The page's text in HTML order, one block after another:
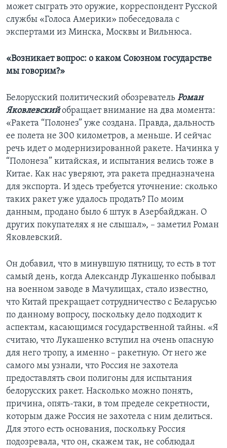
может сыграть это оружие, корреспондент Русской
службы «Голоса Америки» побеседовала с
экспертами из Минска, Москвы и Вильнюса.
«Возникает вопрос: о каком Союзном государстве
мы говорим?»
Белорусский политический обозреватель Роман
Яковлевскийобращает внимание на два момента:
«Ракета “Полонез” уже создана. Правда, дальность
ее полета не 300 километров, а меньше. И сейчас
речь идет о модернизированной ракете. Начинка у
“Полонеза” китайская, и испытания велись тоже в
Китае. Как нас уверяют, эта ракета предназначена
для экспорта. И здесь требуется уточнение: сколько
таких ракет уже удалось продать? По моим
данным, продано было 6 штук в Азербайджан. О
других покупателях я не слышал», – заметил Роман
Яковлевский.
Он добавил, что в минувшую пятницу, то есть в тот
самый день, когда Александр Лукашенко побывал
на военном заводе в Мачулищах, стало известно,
что Китай прекращает сотрудничество с Беларусью
по данному вопросу, поскольку дело подходит к
аспектам, касающимся государственной тайны. «Я
считаю, что Лукашенко вступил на очень опасную
для него тропу, а именно – ракетную. От него же
самого мы узнали, что Россия не захотела
предоставлять свои полигоны для испытания
белорусских ракет. Насколько можно понять,
причина, опять-таки, в том пределе секретности,
которым даже Россия не захотела с ним делиться.
Для этого есть основания, поскольку Россия
подозревала, что он, скажем так, не соблюдал